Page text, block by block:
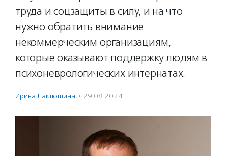
труда и соцзащиты в силу, и на что
нужно обратить внимание
некоммерческим организациям,
которые оказывают поддержку людям в
психоневрологических интернатах.
Ирина Лактюшина · 29.08.2024